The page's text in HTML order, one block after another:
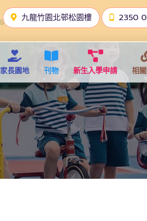
九龍竹園北邨松園樓 2350
家長園地 刊物 新生入學申請 相